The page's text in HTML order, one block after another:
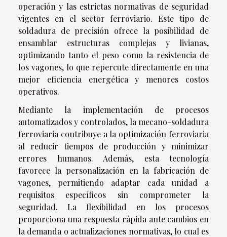
operación y las estrictas normativas de seguridad
vigentes en el sector ferroviario. Este tipo de
soldadura de precisión ofrece la posibilidad de
ensamblar estructuras complejas y livianas,
optimizando tanto el peso como la resistencia de
los vagones, lo que repercute directamente en una
mejor eficiencia energética y menores costos
operativos.
Mediante la implementación de procesos
automatizados y controlados, la mecano-soldadura
ferroviaria contribuye a la optimización ferroviaria
al reducir tiempos de producción y minimizar
errores humanos. Además, esta tecnología
favorece la personalización en la fabricación de
vagones, permitiendo adaptar cada unidad a
requisitos específicos sin comprometer la
seguridad. La flexibilidad en los procesos
proporciona una respuesta rápida ante cambios en
la demanda o actualizaciones normativas, lo cual es